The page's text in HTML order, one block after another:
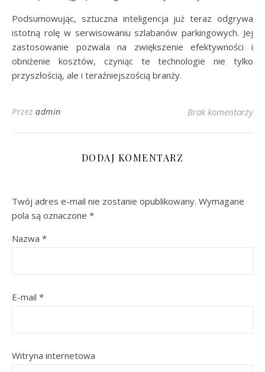
Podsumowując, sztuczna inteligencja już teraz odgrywa
istotną rolę w serwisowaniu szlabanów parkingowych. Jej
zastosowanie pozwala na zwiększenie efektywności i
obniżenie kosztów, czyniąc te technologie nie tylko
przyszłością, ale i teraźniejszością branży.
Przez admin Brak komentarzy
DODAJ KOMENTARZ
Twój adres e-mail nie zostanie opublikowany. Wymagane
pola są oznaczone *
Nazwa *
E-mail *
Witryna internetowa